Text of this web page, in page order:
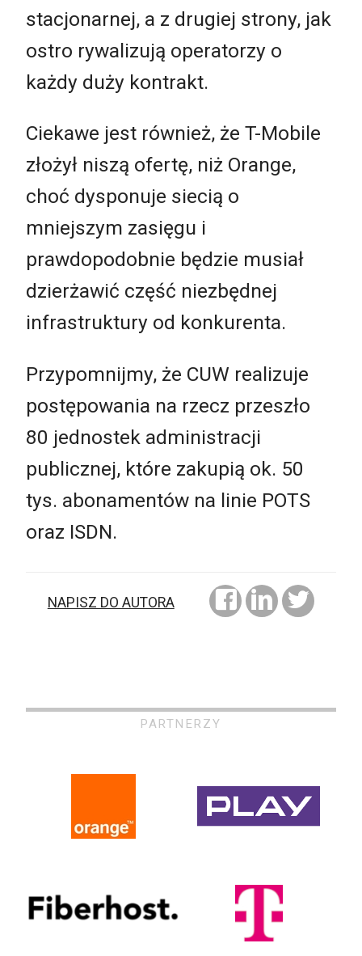
stacjonarnej, a z drugiej strony, jak
ostro rywalizują operatorzy o
każdy duży kontrakt.
Ciekawe jest również, że T-Mobile
złożył niszą ofertę, niż Orange,
choć dysponuje siecią o
mniejszym zasięgu i
prawdopodobnie będzie musiał
dzierżawić część niezbędnej
infrastruktury od konkurenta.
Przypomnijmy, że CUW realizuje
postępowania na rzecz przeszło
80 jednostek administracji
publicznej, które zakupią ok. 50
tys. abonamentów na linie POTS
oraz ISDN.
NAPISZ DO AUTORA
PARTNERZY